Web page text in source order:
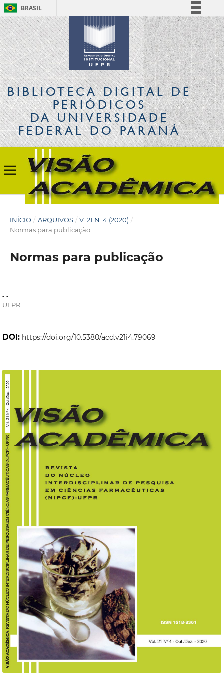
BRASIL
Simplifique!
Comunica BR
Participe
Acesso à informação
Legislação
Canais
BIBLIOTECA DIGITALDE
PERIÓDICOS
DA UNIVERSIDADE
FEDERAL DO PARANÁ
INÍCIO / ARQUIVOS / V. 21 N. 4 (2020) /
Normas para publicação
Normas para publicação
. .
UFPR
DOI: https://doi.org/10.5380/acd.v21i4.79069